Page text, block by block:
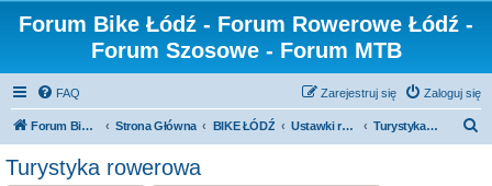
Forum Bike Łódź - Forum Rowerowe Łódź -
Forum Szosowe - Forum MTB
FAQ Zaloguj się
Zarejestruj się
Forum Bike Łódź - Forum Rowerowe Łódź - Forum Szosowe - Forum MTB Strona Główna BIKE ŁÓDŹ Ustawki rowerowe i wyprawy Turystyka rowerowa
Turystyka rowerowa